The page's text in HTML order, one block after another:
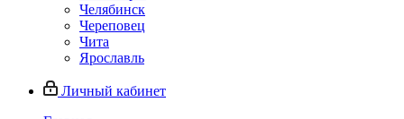
Челябинск
Череповец
Чита
Ярославль
Личный кабинет